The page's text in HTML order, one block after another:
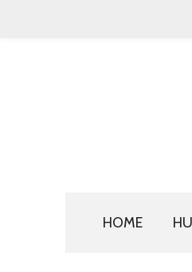
HOME